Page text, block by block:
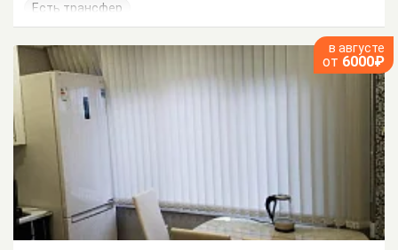
Есть трансфер
в августе
от 6000₽